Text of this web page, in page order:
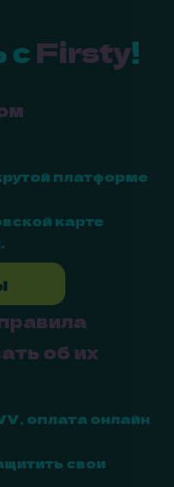
сFirsty!
платформе
карте
об их
оплата онлайн
свои